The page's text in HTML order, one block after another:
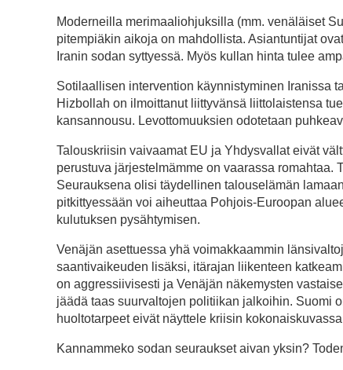
Moderneilla merimaaliohjuksilla (mm. venäläiset
pitempiäkin aikoja on mahdollista. Asiantuntijat
Iranin sodan syttyessä. Myös kullan hinta tulee
Sotilaallisen intervention käynnistyminen Iranissa
Hizbollah on ilmoittanut liittyvänsä liittolaistensa
kansannousu. Levottomuuksien odotetaan
Talouskriisin vaivaamat EU ja Yhdysvallat eivät
perustuva järjestelmämme on vaarassa
Seurauksena olisi täydellinen talouselämän
pitkittyessään voi aiheuttaa Pohjois-Euroopan
kulutuksen pysähtymisen.
Venäjän asettuessa yhä voimakkaammin
saantivaikeuden lisäksi, itärajan liikenteen
on aggressiivisesti ja Venäjän näkemysten
jäädä taas suurvaltojen politiikan jalkoihin. Suomi
huoltotarpeet eivät näyttele kriisin
Kannammeko sodan seuraukset aivan yksin?